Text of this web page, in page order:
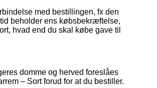
med bestillingen, fx den
beholder ens købsbekræftelse,
hvad end du skal købe gave til
domme og herved foreslåes
– Sort forud for at du bestiller.